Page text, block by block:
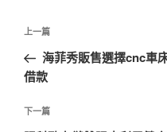
文
導
覽
上
一
篇
章
上一篇
海菲秀販售選擇cnc車
借款
下
下一篇